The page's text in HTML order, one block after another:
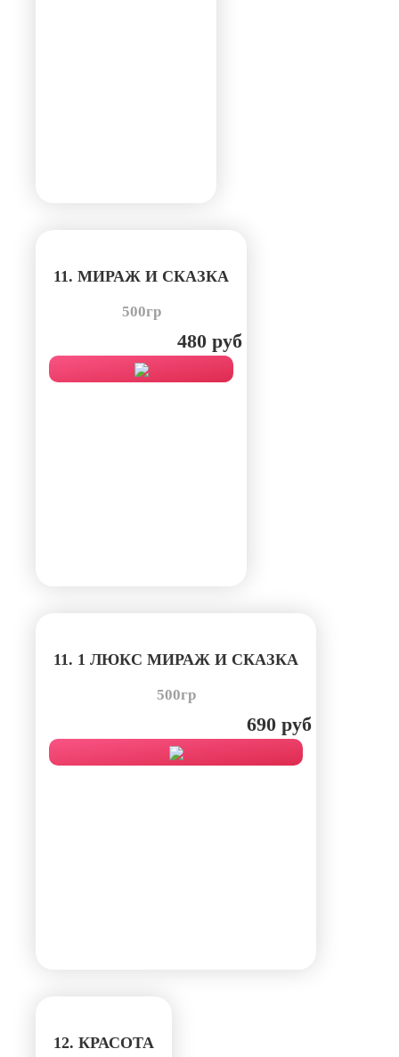
11. МИРАЖ И СКАЗКА
500гр
480 руб
11. 1 ЛЮКС МИРАЖ И СКАЗКА
500гр
690 руб
12. КРАСОТА